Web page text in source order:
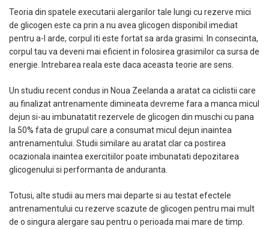
Teoria din spatele executarii alergarilor tale lungi cu rezerve mici
de glicogen este ca prin a nu avea glicogen disponibil imediat
pentru a-l arde, corpul iti este fortat sa arda grasimi. In consecinta,
corpul tau va deveni mai eficient in folosirea grasimilor ca sursa de
energie. Intrebarea reala este daca aceasta teorie are sens.
Un studiu recent condus in Noua Zeelanda a aratat ca ciclistii care
au finalizat antrenamente dimineata devreme fara a manca micul
dejun si-au imbunatatit rezervele de glicogen din muschi cu pana
la 50% fata de grupul care a consumat micul dejun inaintea
antrenamentului. Studii similare au aratat clar ca postirea
ocazionala inaintea exercitiilor poate imbunatati depozitarea
glicogenului si performanta de anduranta.
Totusi, alte studii au mers mai departe si au testat efectele
antrenamentului cu rezerve scazute de glicogen pentru mai mult
de o singura alergare sau pentru o perioada mai mare de timp.